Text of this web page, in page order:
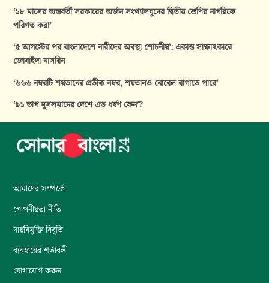
‘১৮ মাসের অন্তর্বর্তী সরকারের অর্জন সংখ্যালঘুদের দ্বিতীয় শ্রেণির নাগরিকে
পরিণত করা’
‘৫ আগস্টের পর বাংলাদেশে নারীদের অবস্থা শোচনীয়’: একান্ত সাক্ষাৎকারে
জোবাইদা নাসরিন
‘৬৬৬ নম্বরটি শয়তানের প্রতীক নম্বর, শয়তানও নোবেল বাগাতে পারে’
‘৯১ ভাগ মুসলমানের দেশে এত ধর্ষণ কেন’?
আমাদের সম্পর্কে
গোপনীয়তা নীতি
দায়বিমুক্তি বিবৃতি
ব্যবহারের শর্তাবলী
যোগাযোগ করুন